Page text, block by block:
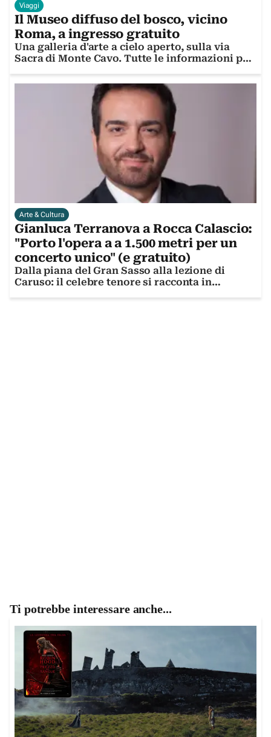
Viaggi
Il Museo diffuso del bosco, vicino
Roma, a ingresso gratuito
Una galleria d'arte a cielo aperto, sulla via
Sacra di Monte Cavo. Tutte le informazioni per
Arte & Cultura
Gianluca Terranova a Rocca Calascio:
"Porto l'opera a a 1.500 metri per un
concerto unico" (e gratuito)
Dalla piana del Gran Sasso alla lezione di
Caruso: il celebre tenore si racconta in
Ti potrebbe interessare anche...